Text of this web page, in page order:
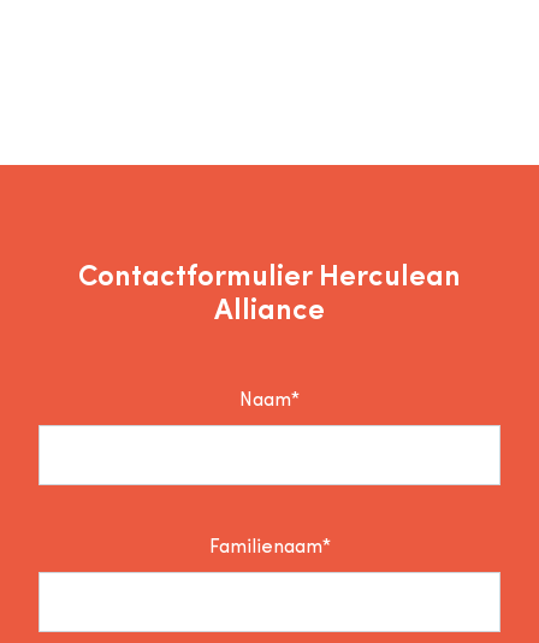
Contactformulier Herculean
Alliance
Naam*
Familienaam*